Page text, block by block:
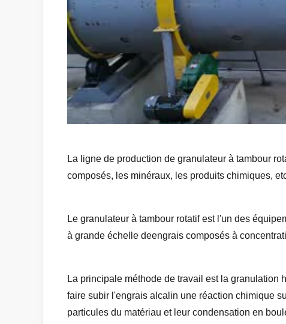
La ligne de production de granulateur à tambour
composés, les minéraux, les produits chimiques,
Le granulateur à tambour rotatif est l'un des
à grande échelle deengrais composés à
La principale méthode de travail est la
faire subir l'engrais alcalin une réaction chimique
particules du matériau et leur condensation en